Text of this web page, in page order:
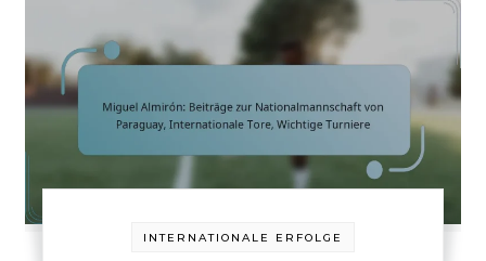
INTERNATIONALE ERFOLGE